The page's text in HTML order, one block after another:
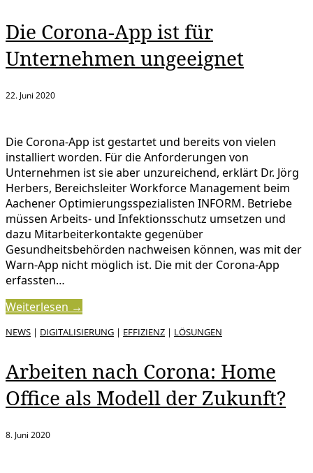
Die Corona-App ist für
Unternehmen ungeeignet
22. Juni 2020
Die Corona-App ist gestartet und bereits von vielen
installiert worden. Für die Anforderungen von
Unternehmen ist sie aber unzureichend, erklärt Dr. Jörg
Herbers, Bereichsleiter Workforce Management beim
Aachener Optimierungsspezialisten INFORM. Betriebe
müssen Arbeits- und Infektionsschutz umsetzen und
dazu Mitarbeiterkontakte gegenüber
Gesundheitsbehörden nachweisen können, was mit der
Warn-App nicht möglich ist. Die mit der Corona-App
erfassten…
Weiterlesen →
NEWS | DIGITALISIERUNG | EFFIZIENZ | LÖSUNGEN
Arbeiten nach Corona: Home
Office als Modell der Zukunft?
8. Juni 2020